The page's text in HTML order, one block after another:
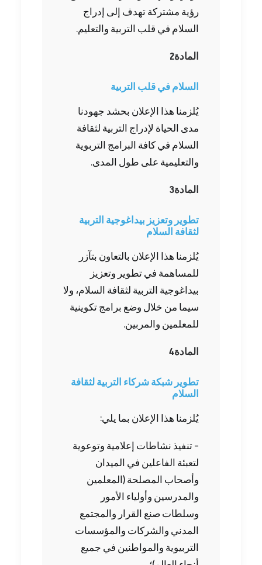
‬السلام‭ ‬في‭ ‬قلب‭ ‬التربية‭ ‬والتعليم‭.‬
المادة‭ ‬2‭ ‬
السلام‭ ‬في‭ ‬قلب‭ ‬التربية
يُلزمنا هذا الإعلان بحشد جهودنا
مدى الحياة لإدراج التربية لثقافة
السلام في كافة البرامج التربوية
والتعليمية على طول المدى.‬
المادة‭ ‬3‭ ‬
‬لثقافة‭ ‬السلام
يُلزمنا هذا الإعلان بالتعاون بتآزر
للمساهمة في تطوير وتعزيز
بيداغوجية التربية لثقافة السلام، ولا
سيما من خلال وضع برامج تكوينية
للمعلمين والمربين.‬
المادة‭ ‬4‭ ‬
‬السلام
يُلزمنا‭ ‬هذا‭ ‬الإعلان‭ ‬بما‭ ‬يلي‭:‬
– تنفيذ نشاطات إعلامية وتوعوية
لتعبئة الفاعلين في الميدان
وأصحاب المصلحة (المعلمين
والمدرسين وأولياء الأمور
وسلطات صنع القرار والمجتمع
المدني والشركات والمؤسسات
التربيوية والمواطنين في جميع